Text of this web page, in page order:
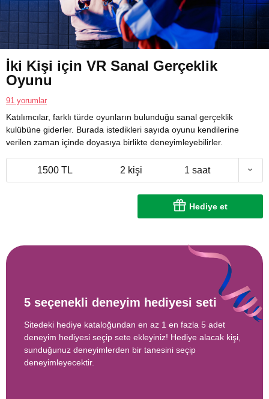
İki Kişi için VR Sanal Gerçeklik
Oyunu
91 yorumlar
Katılımcılar, farklı türde oyunların bulunduğu sanal gerçeklik
kulübüne giderler. Burada istedikleri sayıda oyunu kendilerine
verilen zaman içinde doyasıya birlikte deneyimleyebilirler.
1500 TL 2 kişi 1 saat
Hediye et
5 seçenekli deneyim hediyesi seti
Sitedeki hediye kataloğundan en az 1 en fazla 5 adet
deneyim hediyesi seçip sete ekleyiniz! Hediye alacak kişi,
sunduğunuz deneyimlerden bir tanesini seçip
deneyimleyecektir.